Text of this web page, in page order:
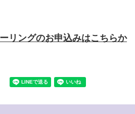
リングのお申込みはこちらか